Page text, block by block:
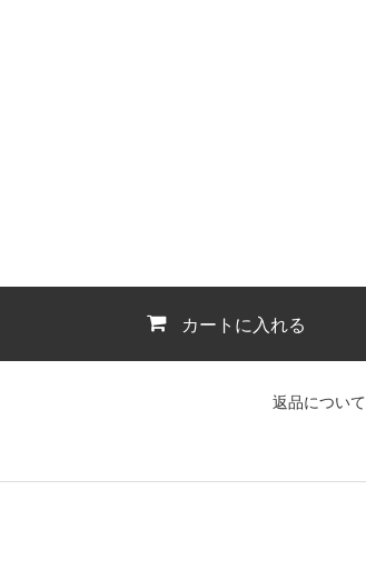
カートに入れる
返品について